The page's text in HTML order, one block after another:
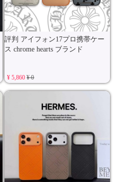
評判 アイフォン17プロ携帯ケー
ス chrome hearts ブランド
¥ 5,860¥ 0